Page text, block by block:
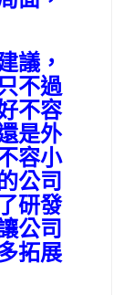
議，
不過
不容
是外
容小
公司
研發
公司
拓展